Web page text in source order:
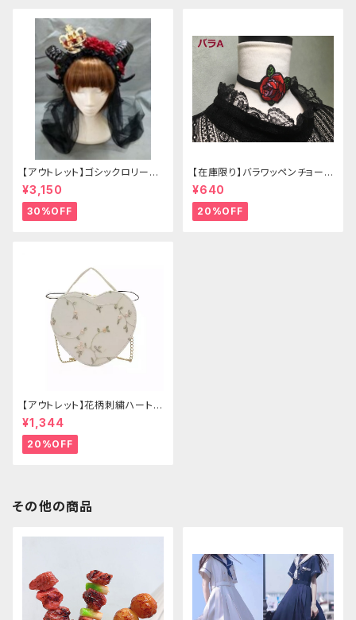
【アウトレット】ゴシックロリータ
ゴールドクラウン＆ホーン(ヴェ
ール付き)
¥3,150
30%OFF
【在庫限り】バラワッペンチョーカ
ー
¥640
20%OFF
【アウトレット】花柄刺繍ハートバ
ッグ
¥1,344
20%OFF
その他の商品